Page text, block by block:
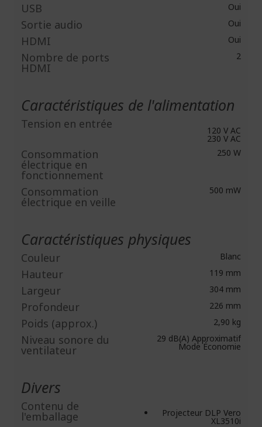
USB Oui
Sortie audio Oui
HDMI Oui
Nombre de ports
HDMI
2
Caractéristiques de l'alimentation
Tension en entrée 120 V AC
230 V AC
Consommation
électrique en
fonctionnement
250 W
Consommation
électrique en veille
500 mW
Caractéristiques physiques
Couleur Blanc
Hauteur 119 mm
Largeur 304 mm
Profondeur 226 mm
Poids (approx.) 2,90 kg
Niveau sonore du
ventilateur
29 dB(A) Approximatif
Mode Économie
Divers
Contenu de
l'emballage Projecteur DLP Vero
XL3510i